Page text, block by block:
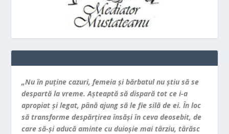
„Nu în puţine cazuri, femeia şi bărbatul nu ştiu să se
despartă la vreme. Aşteaptă să dispară tot ce i-a
apropiat şi legat, până ajung să le fie silă de ei. În loc
să transforme despărţirea însăşi în ceva deosebit, de
care să-şi aducă aminte cu duioşie mai târziu, târăsc